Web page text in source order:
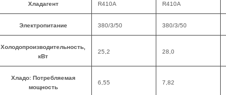
Хладагент R410A R410A
Электропитание 380/3/50 380/3/50
Холодопроизводительность,
кВт
25,2 28,0
Хладо: Потребляемая
мощность
6,55 7,82